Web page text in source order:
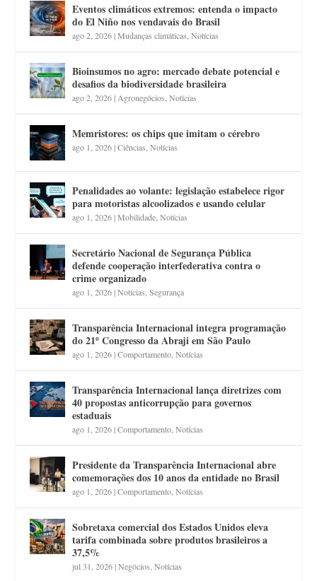
Eventos climáticos extremos: entenda o impacto
do El Niño nos vendavais do Brasil
ago 2, 2026|Mudanças climáticas ,Notícias
Bioinsumos no agro: mercado debate potencial e
desafios da biodiversidade brasileira
ago 2, 2026| Agronegócios ,Notícias
Memristores: os chips que imitam o cérebro
ago 1, 2026|Ciências ,Notícias
Penalidades ao volante: legislação estabelece rigor
para motoristas alcoolizados e usando celular
ago 1, 2026|Mobilidade ,Notícias
Secretário Nacional de Segurança Pública
defende cooperação interfederativa contra o
crime organizado
ago 1, 2026|Notícias ,Segurança
Transparência Internacional integra programação
do 21º Congresso da Abraji em São Paulo
ago 1, 2026|Comportamento ,Notícias
Transparência Internacional lança diretrizes com
40 propostas anticorrupção para governos
estaduais
ago 1, 2026|Comportamento ,Notícias
Presidente da Transparência Internacional abre
comemorações dos 10 anos da entidade no Brasil
ago 1, 2026|Comportamento ,Notícias
Sobretaxa comercial dos Estados Unidos eleva
tarifa combinada sobre produtos brasileiros a
37,5%
jul 31, 2026|Negócios ,Notícias